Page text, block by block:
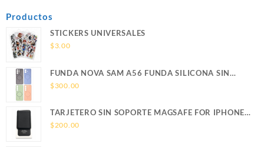
Productos
STICKERS UNIVERSALES
$3.00
FUNDA NOVA SAM A56 FUNDA SILICONA SIN
SOPORTE MAGNETICO SAMSUNG
$300.00
TARJETERO SIN SOPORTE MAGSAFE FOR IPHONE
LEATHER WALLET MAGSAFE
$200.00